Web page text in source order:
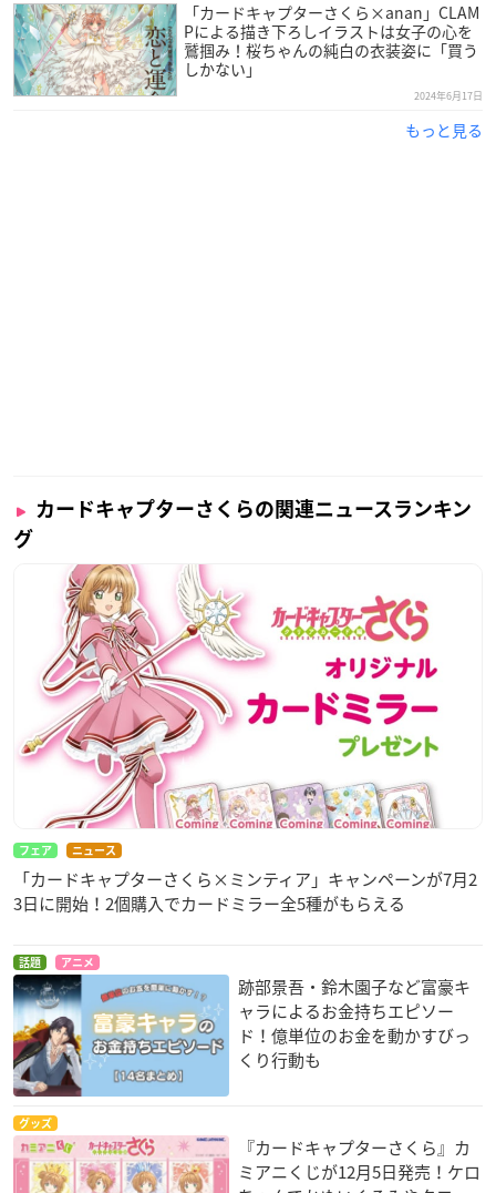
「カードキャプターさくら×anan」CLAM
Pによる描き下ろしイラストは女子の心を
鷲掴み！桜ちゃんの純白の衣装姿に「買う
しかない」
2024年6月17日
もっと見る
カードキャプターさくらの関連ニュースランキン
グ
フェア ニュース
「カードキャプターさくら×ミンティア」キャンペーンが7月2
3日に開始！2個購入でカードミラー全5種がもらえる
話題 アニメ
跡部景吾・鈴木園子など富豪キ
ャラによるお金持ちエピソー
ド！億単位のお金を動かすびっ
くり行動も
グッズ
『カードキャプターさくら』カ
ミアニくじが12月5日発売！ケロ